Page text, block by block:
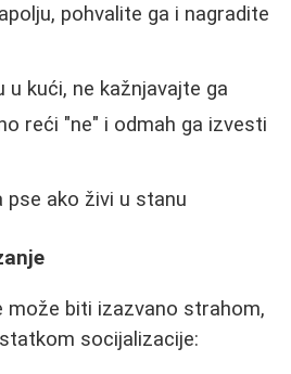
pohvalite ga i nagradite
u kući, ne kažnjavajte ga
reći "ne" i odmah ga izvesti
pse ako živi u stanu
može biti izazvano strahom,
socijalizacije: